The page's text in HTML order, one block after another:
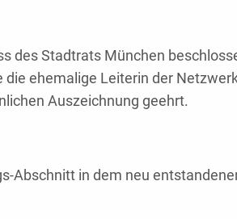
des Stadtrats München
ehemalige Leiterin der
Auszeichnung geehrt.
Abschnitt in dem neu